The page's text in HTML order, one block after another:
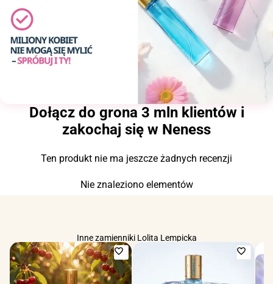
Dołącz do grona 3 mln klientów i
zakochaj się w Neness
Ten produkt nie ma jeszcze żadnych recenzji
Nie znaleziono elementów
Inne zamienniki Lolita Lempicka
Dodaj
do
ulubionych
Dodaj